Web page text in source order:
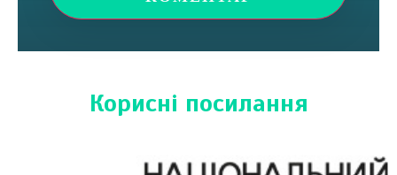
Корисні посилання